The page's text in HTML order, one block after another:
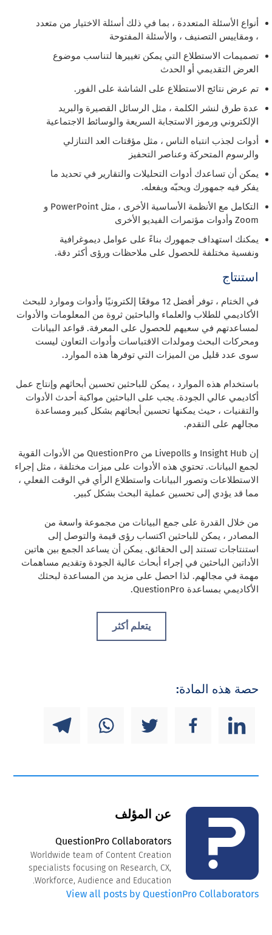
أنواع الأسئلة المتعددة ، بما في ذلك أسئلة الاختيار من متعدد
، ومقاييس التصنيف ، والأسئلة المفتوحة
تصميمات الاستطلاع التي يمكن تغييرها لتناسب موضوع
العرض التقديمي أو الحدث
تم عرض نتائج الاستطلاع على الشاشة على الفور.
عدة طرق لنشر الكلمة ، مثل الرسائل القصيرة والبريد
الإلكتروني ورموز الاستجابة السريعة والوسائط الاجتماعية
أدوات لجذب انتباه الناس ، مثل مؤقتات العد التنازلي
والرسوم المتحركة وعناصر التحفيز
يمكن أن تساعدك أدوات التحليلات والتقارير في تحديد ما
يفكر فيه جمهورك ويحبّه ويفعله.
التكامل مع الأنظمة الأساسية الأخرى ، مثل PowerPoint و
Zoom وأدوات مؤتمرات الفيديو الأخرى
يمكنك استهداف جمهورك بناءً على عوامل ديموغرافية
ونفسية مختلفة للحصول على ملاحظات ورؤى أكثر دقة.
استنتاج
في الختام ، توفر أفضل 12 موقعًا إلكترونيًا وأدوات وموارد للبحث
الأكاديمي للطلاب والعلماء والباحثين ثروة من المعلومات والأدوات
لمساعدتهم في سعيهم للحصول على المعرفة. قواعد البيانات
ومحركات البحث ومولدات الاقتباسات وأدوات التعاون ليست
سوى عدد قليل من الميزات التي توفرها هذه الموارد.
باستخدام هذه الموارد ، يمكن للباحثين تحسين أبحاثهم وإنتاج عمل
أكاديمي عالي الجودة. يجب على الباحثين مواكبة أحدث الأدوات
والتقنيات ، حيث يمكنها تحسين أبحاثهم بشكل كبير ومساعدة
مجالهم على التقدم.
إن Insight Hub و Livepolls من QuestionPro من الأدوات القوية
لجمع البيانات. تحتوي هذه الأدوات على ميزات مختلفة ، مثل إجراء
الاستطلاعات وتصور البيانات واستطلاع الرأي في الوقت الفعلي ،
مما قد يؤدي إلى تحسين عملية البحث بشكل كبير.
من خلال القدرة على جمع البيانات من مجموعة واسعة من
المصادر ، يمكن للباحثين اكتساب رؤى قيمة والتوصل إلى
استنتاجات تستند إلى الحقائق. يمكن أن يساعد الجمع بين هاتين
الأداتين الباحثين في إجراء أبحاث عالية الجودة وتقديم مساهمات
مهمة في مجالهم. لذا احصل على مزيد من المساعدة لبحثك
الأكاديمي بمساعدة QuestionPro.
يتعلم أكثر
حصة هذه المادة:
عن المؤلف
QuestionPro Collaborators
Worldwide team of Content Creation
specialists focusing on Research, CX,
Workforce, Audience and Education.
View all posts by QuestionPro Collaborators